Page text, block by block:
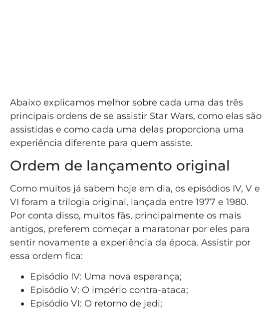
Abaixo explicamos melhor sobre cada uma das três
principais ordens de se assistir Star Wars, como elas são
assistidas e como cada uma delas proporciona uma
experiência diferente para quem assiste.
Ordem de lançamento original
Como muitos já sabem hoje em dia, os episódios IV, V e
VI foram a trilogia original, lançada entre 1977 e 1980.
Por conta disso, muitos fãs, principalmente os mais
antigos, preferem começar a maratonar por eles para
sentir novamente a experiência da época. Assistir por
essa ordem fica:
Episódio IV: Uma nova esperança;
Episódio V: O império contra-ataca;
Episódio VI: O retorno de jedi;